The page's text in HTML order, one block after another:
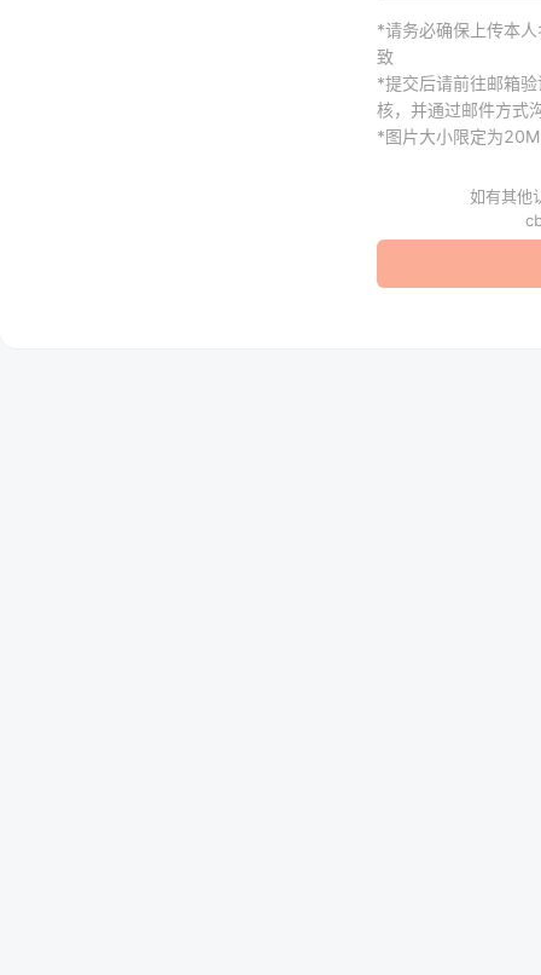
*请务必确保上传本
致
*提交后请前往邮箱
核，并通过邮件方式
*图片大小限定为
如有其他